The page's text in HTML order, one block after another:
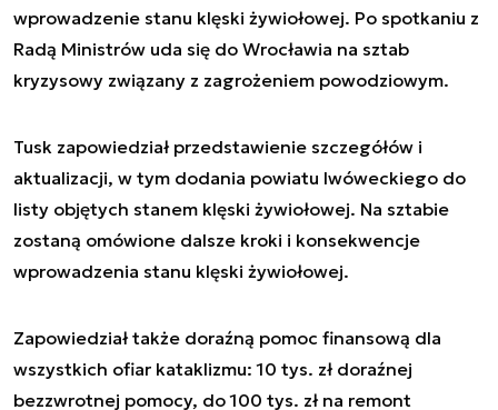
wprowadzenie stanu klęski żywiołowej. Po spotkaniu z
Radą Ministrów uda się do Wrocławia na sztab
kryzysowy związany z zagrożeniem powodziowym.
Tusk zapowiedział przedstawienie szczegółów i
aktualizacji, w tym dodania powiatu lwóweckiego do
listy objętych stanem klęski żywiołowej. Na sztabie
zostaną omówione dalsze kroki i konsekwencje
wprowadzenia stanu klęski żywiołowej.
Zapowiedział także doraźną pomoc finansową dla
wszystkich ofiar kataklizmu: 10 tys. zł doraźnej
bezzwrotnej pomocy, do 100 tys. zł na remont